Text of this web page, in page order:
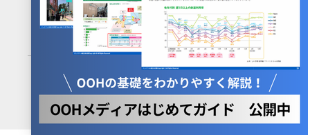
Copyright © jeki All rights reserved.